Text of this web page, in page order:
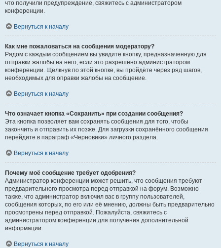
что получили предупреждение, свяжитесь с администратором
конференции.
Вернуться к началу
Как мне пожаловаться на сообщения модератору?
Рядом с каждым сообщением вы увидите кнопку, предназначенную для
отправки жалобы на него, если это разрешено администратором
конференции. Щёлкнув по этой кнопке, вы пройдёте через ряд шагов,
необходимых для оправки жалобы на сообщение.
Вернуться к началу
Что означает кнопка «Сохранить» при создании сообщения?
Эта кнопка позволяет вам сохранять сообщения для того, чтобы
закончить и отправить их позже. Для загрузки сохранённого сообщения
перейдите в параграф «Черновики» личного раздела.
Вернуться к началу
Почему моё сообщение требует одобрения?
Администратор конференции может решить, что сообщения требуют
предварительного просмотра перед отправкой на форум. Возможно
также, что администратор включил вас в группу пользователей,
сообщения которых, по его или её мнению, должны быть предварительно
просмотрены перед отправкой. Пожалуйста, свяжитесь с
администратором конференции для получения дополнительной
информации.
Вернуться к началу